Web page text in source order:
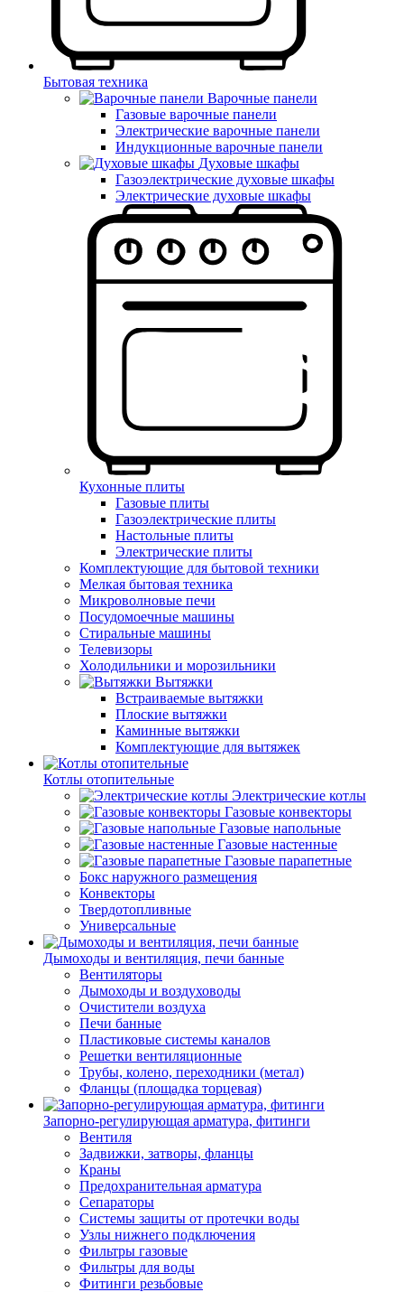
Бытовая техника
Варочные панели
Газовые варочные панели
Электрические варочные панели
Индукционные варочные панели
Духовые шкафы
Газоэлектрические духовые шкафы
Электрические духовые шкафы
Кухонные плиты
Газовые плиты
Газоэлектрические плиты
Настольные плиты
Электрические плиты
Комплектующие для бытовой техники
Мелкая бытовая техника
Микроволновые печи
Посудомоечные машины
Стиральные машины
Телевизоры
Холодильники и морозильники
Вытяжки
Встраиваемые вытяжки
Плоские вытяжки
Каминные вытяжки
Комплектующие для вытяжек
Котлы отопительные
Электрические котлы
Газовые конвекторы
Газовые напольные
Газовые настенные
Газовые парапетные
Бокс наружного размещения
Конвекторы
Твердотопливные
Универсальные
Дымоходы и вентиляция, печи банные
Вентиляторы
Дымоходы и воздуховоды
Очистители воздуха
Печи банные
Пластиковые системы каналов
Решетки вентиляционные
Трубы, колено, переходники (метал)
Фланцы (площадка торцевая)
Запорно-регулирующая арматура, фитинги
Вентиля
Задвижки, затворы, фланцы
Краны
Предохранительная арматура
Сепараторы
Системы защиты от протечки воды
Узлы нижнего подключения
Фильтры газовые
Фильтры для воды
Фитинги резьбовые